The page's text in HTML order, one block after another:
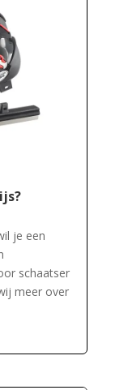
je een
schaatser
meer over